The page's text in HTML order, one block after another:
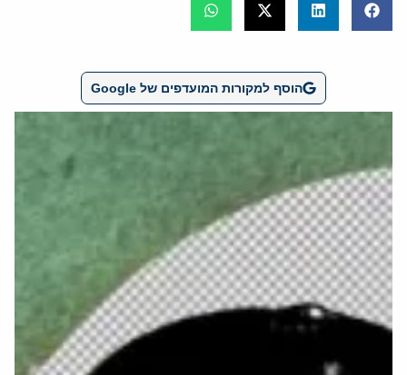
הוסף למקורות המועדפים של Google